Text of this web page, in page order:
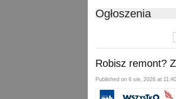
Ogłoszenia
Robisz remont?
Published on 6 sie, 2026 at